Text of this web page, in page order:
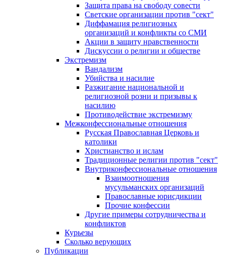
Защита права на свободу совести
Светские организации против "сект"
Диффамация религиозных
организаций и конфликты со СМИ
Акции в защиту нравственности
Дискуссии о религии и обществе
Экстремизм
Вандализм
Убийства и насилие
Разжигание национальной и
религиозной розни и призывы к
насилию
Противодействие экстремизму
Межконфессиональные отношения
Русская Православная Церковь и
католики
Христианство и ислам
Традиционные религии против "сект"
Внутриконфессиональные отношения
Взаимоотношения
мусульманских организаций
Православные юрисдикции
Прочие конфессии
Другие примеры сотрудничества и
конфликтов
Курьезы
Сколько верующих
Публикации